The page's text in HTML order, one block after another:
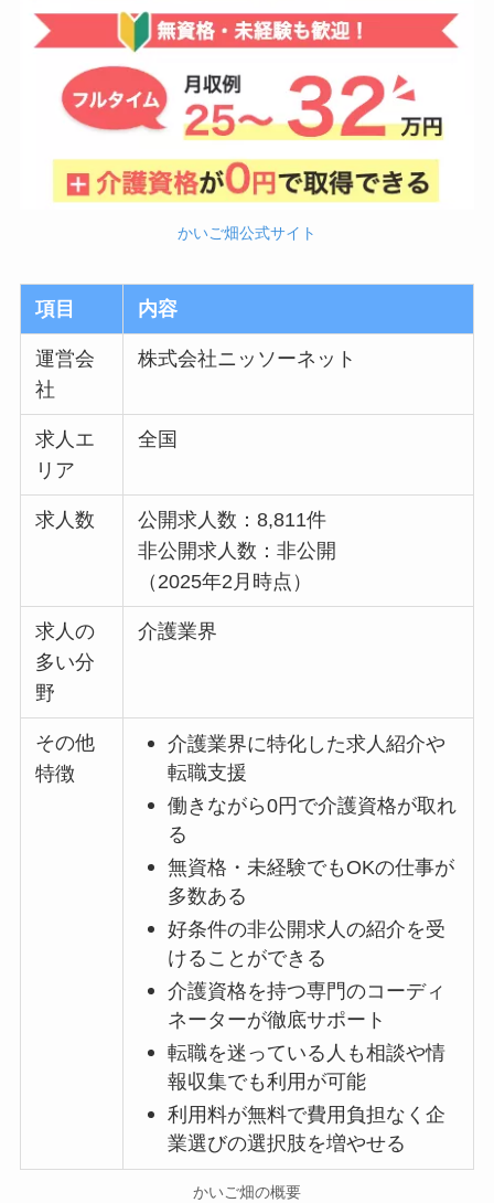
かいご畑公式サイト
項目 内容
運営会
社
株式会社ニッソーネット
求人エ
リア
全国
求人数
公開求人数：8,811件
非公開求人数：非公開
（2025年2月時点）
求人の
多い分
野
介護業界
その他
特徴
介護業界に特化した求人紹介や
転職支援
働きながら0円で介護資格が取れ
る
無資格・未経験でもOKの仕事が
多数ある
好条件の非公開求人の紹介を受
けることができる
介護資格を持つ専門のコーディ
ネーターが徹底サポート
転職を迷っている人も相談や情
報収集でも利用が可能
利用料が無料で費用負担なく企
業選びの選択肢を増やせる
かいご畑の概要